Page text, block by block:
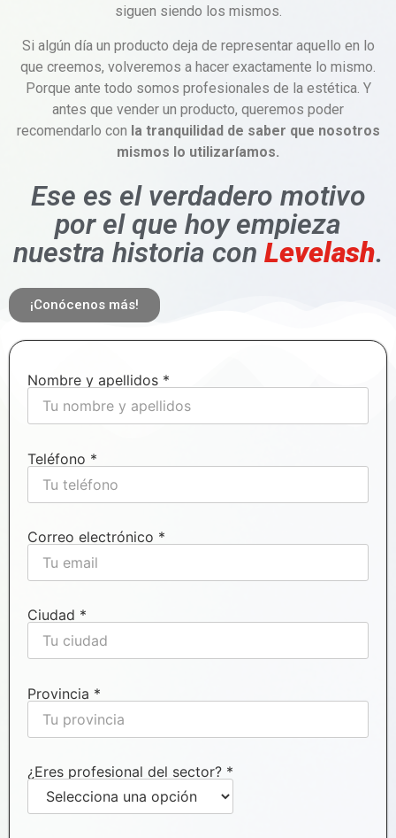
siguen siendo los mismos.
Si algún día un producto deja de representar aquello en lo
que creemos, volveremos a hacer exactamente lo mismo.
Porque ante todo somos profesionales de la estética. Y
antes que vender un producto, queremos poder
recomendarlo con la tranquilidad de saber que nosotros
mismos lo utilizaríamos.
Ese es el verdadero motivo
por el que hoy empieza
nuestra historia con Levelash.
¡Conócenos más!
Nombre y apellidos *
Teléfono *
Correo electrónico *
Ciudad *
Provincia *
¿Eres profesional del sector? *